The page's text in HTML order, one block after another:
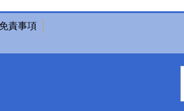
責事項